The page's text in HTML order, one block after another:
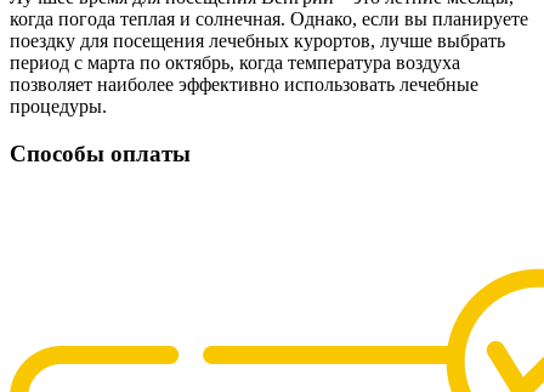
когда погода теплая и солнечная. Однако, если вы планируете
поездку для посещения лечебных курортов, лучше выбрать
период с марта по октябрь, когда температура воздуха
позволяет наиболее эффективно использовать лечебные
процедуры.
Способы оплаты